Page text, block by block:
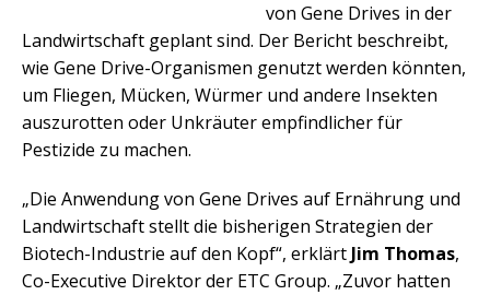
von Gene Drives in der
Landwirtschaft geplant sind. Der Bericht beschreibt,
wie Gene Drive-Organis­men genutzt werden könnten,
um Fliegen, Mücken, Würmer und andere Insekten
auszu­rotten oder Unkräuter empfindlicher für
Pestizide zu machen.
„Die Anwendung von Gene Drives auf Ernährung und
Landwirtschaft stellt die bisherigen Strategien der
Biotech-Industrie auf den Kopf“, erklärt Jim Thomas,
Co-Executive Direktor der ETC Group. „Zuvor hatten